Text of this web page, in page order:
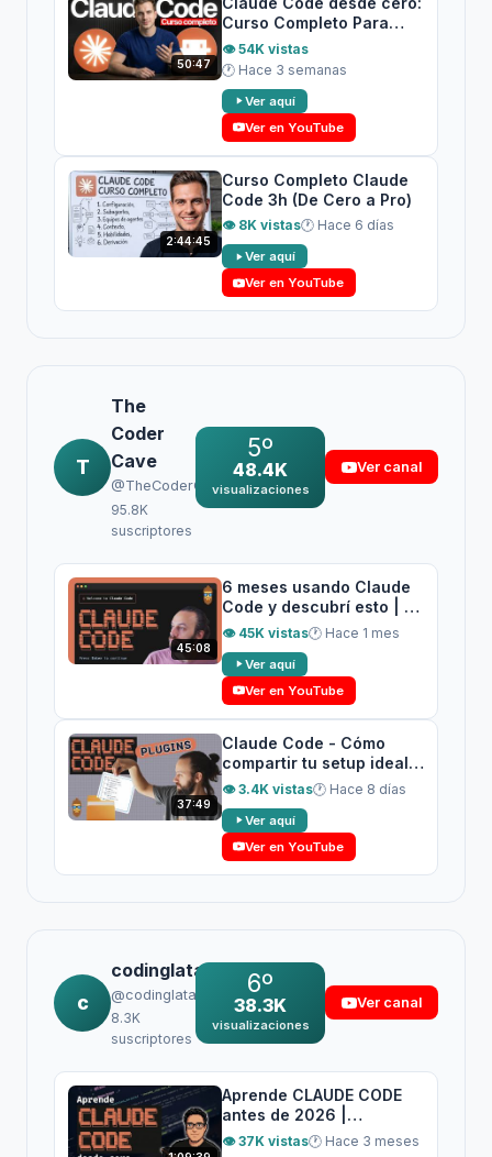
50:47
Curso Completo Para
Principiantes 2026
👁 54K vistas
🕐 Hace 3 semanas
Ver aquí
Ver en YouTube
2:44:45
Curso Completo Claude
Code 3h (De Cero a Pro)
👁 8K vistas🕐 Hace 6 días
Ver aquí
Ver en YouTube
T
The
Coder
Cave
@TheCoderCave
95.8K
suscriptores
5º
48.4K
visualizaciones
Ver canal
45:08
6 meses usando Claude
Code y descubrí esto | Mi
setup definitivo (Skills +
Multi Agentes)
👁 45K vistas🕐 Hace 1 mes
Ver aquí
Ver en YouTube
37:49
Claude Code - Cómo
compartir tu setup ideal:
PLUGINS (Skills +
Comandos + Agentes +
Hooks)
👁 3.4K vistas🕐 Hace 8 días
Ver aquí
Ver en YouTube
c
codinglatam
@codinglatam
8.3K
suscriptores
6º
38.3K
visualizaciones
Ver canal
Aprende CLAUDE CODE
antes de 2026 |
TUTORIAL Completo en
👁 37K vistas🕐 Hace 3 meses